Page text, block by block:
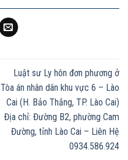
Luật sư Ly hôn đơn phương ở
Tòa án nhân dân khu vực 6 – Lào
Cai (H. Bảo Thắng, TP. Lào Cai)
Địa chỉ: Đường B2, phường Cam
Đường, tỉnh Lào Cai – Liên Hệ
0934.586.924